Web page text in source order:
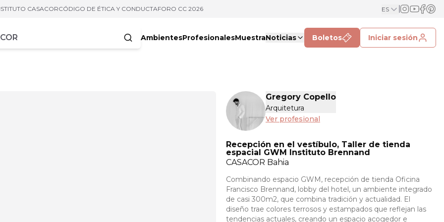
CASACORCÓDIGO DE ÉTICA Y CONDUCTAFORO CC 2026 ES
AmbientesProfesionalesMuestraNoticias Boletos Iniciar sesión
Gregory Copello
Arquitetura
Ver profesional
Recepción en el vestíbulo, Taller de tienda
espacial GWM Instituto Brennand
CASACOR Bahia
Combinando espacio GWM, recepción de tienda Oficina
Francisco Brennand, lobby del hotel, un ambiente integrado
de casi 300m2, que combina tradición y actualidad. El
diseño trae colores terrosos y estampados que reflejan las
tendencias actuales, creando un espacio acogedor e